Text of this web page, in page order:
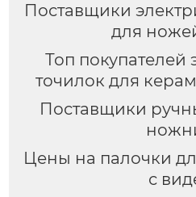
Поставщики
для
Топ покупателей
точилок для
Поставщики
Цены на палочки
с